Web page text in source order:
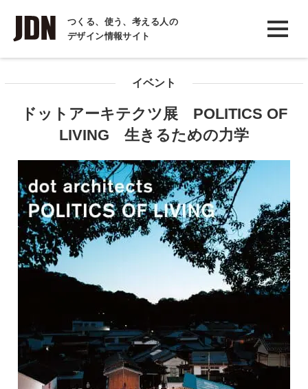
つくる、使う、考える人の
デザイン情報サイト
INTERVIEW
インタビュー
COLUMN
イベント
ドットアーキテクツ展 POLITICS OF
LIVING 生きるための力学